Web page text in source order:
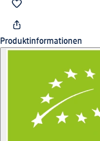
Produktinformationen